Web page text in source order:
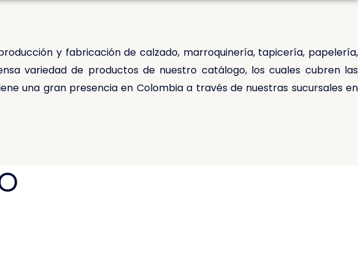
y fabricación de calzado, marroquinería, tapicería, papelería,
variedad de productos de nuestro catálogo, los cuales cubren las
una gran presencia en Colombia a través de nuestras sucursales en